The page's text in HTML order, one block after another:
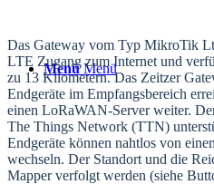
Menü Menü
Das Gateway vom Typ MikroTik
LTE Zugang zum Internet und
zu 13 Kilometern. Das Zeitzer
Endgeräte im Empfangsbereich
einen LoRaWAN-Server weiter.
The Things Network (TTN)
Endgeräte können nahtlos von
wechseln. Der Standort und die
Mapper verfolgt werden (siehe